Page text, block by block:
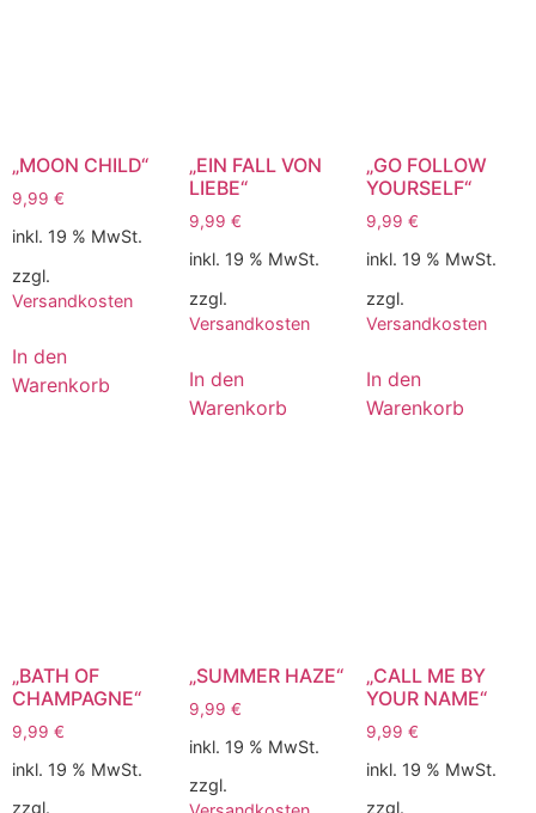
„MOON CHILD“
9,99 €
inkl. 19 % MwSt.
zzgl.
Versandkosten
In den
Warenkorb
„EIN FALL VON
LIEBE“
9,99 €
inkl. 19 % MwSt.
zzgl.
Versandkosten
In den
Warenkorb
„GO FOLLOW
YOURSELF“
9,99 €
inkl. 19 % MwSt.
zzgl.
Versandkosten
In den
Warenkorb
„BATH OF
CHAMPAGNE“
9,99 €
inkl. 19 % MwSt.
zzgl.
„SUMMER HAZE“
9,99 €
inkl. 19 % MwSt.
zzgl.
„CALL ME BY
YOUR NAME“
9,99 €
inkl. 19 % MwSt.
zzgl.